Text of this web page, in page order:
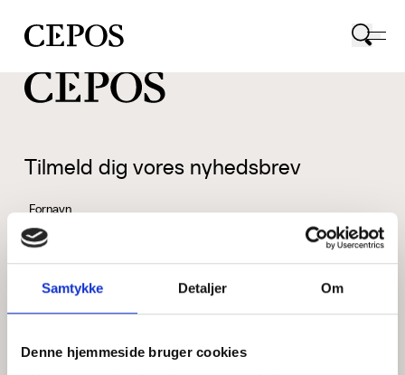
Samtykke Detaljer Om
Denne hjemmeside bruger cookies
CEPOS logo
Tilmeld dig vores nyhedsbrev
Fornavn
Efternavn